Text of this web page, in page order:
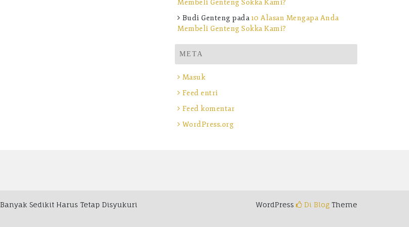
Membeli Genteng Sokka Kami?
Budi Genteng pada10 Alasan Mengapa Anda
Membeli Genteng Sokka Kami?
META
Masuk
Feed entri
Feed komentar
WordPress.org
Banyak Sedikit Harus Tetap Disyukuri WordPress Di Blog Theme